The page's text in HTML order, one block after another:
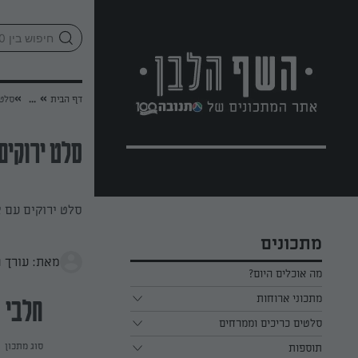
מתכונים
מה אוכלים היום?
מתכוני ארוחות
ארוחת בוקר
ארוחת צהריים
סלטים כריכים וממרחים
כל הסלטים כריכים וממרחים
תוספות
דף הבית »
...
»
סלט
סלט ירוקים עם
מאת: עורך
חלבי
סוג מתכון